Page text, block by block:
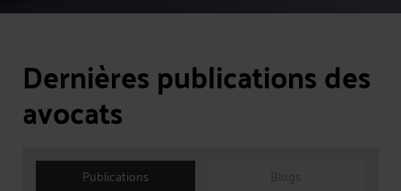
Dernières publications des
avocats
Publications